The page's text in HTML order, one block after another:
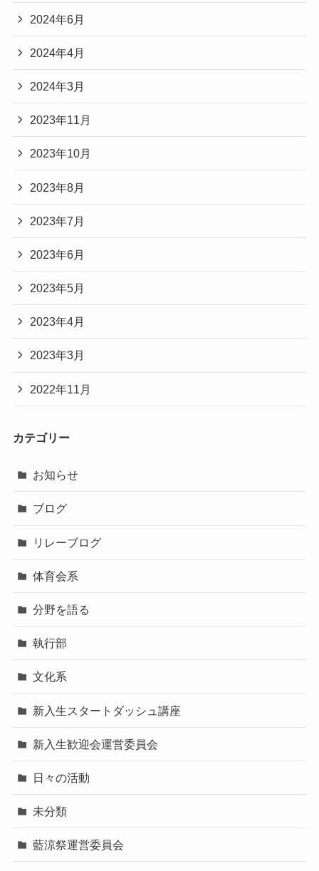
2024年6月
2024年4月
2024年3月
2023年11月
2023年10月
2023年8月
2023年7月
2023年6月
2023年5月
2023年4月
2023年3月
2022年11月
カテゴリー
お知らせ
ブログ
リレーブログ
体育会系
分野を語る
執行部
文化系
新入生スタートダッシュ講座
新入生歓迎会運営委員会
日々の活動
未分類
藍涼祭運営委員会